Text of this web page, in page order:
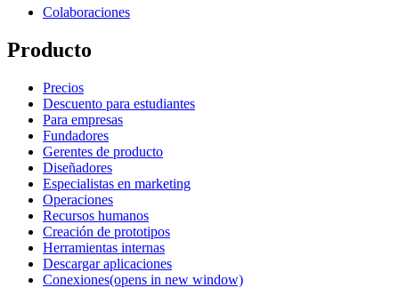
Colaboraciones
Producto
Precios
Descuento para estudiantes
Para empresas
Fundadores
Gerentes de producto
Diseñadores
Especialistas en marketing
Operaciones
Recursos humanos
Creación de prototipos
Herramientas internas
Descargar aplicaciones
Conexiones(opens in new window)